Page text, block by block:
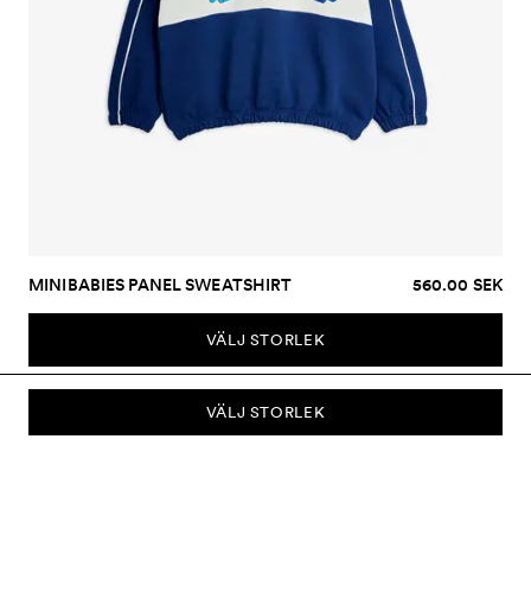
VÄLJ STORLEK
MINIBABIES PANEL SWEATSHIRT 560.00 SEK
VÄLJ STORLEK